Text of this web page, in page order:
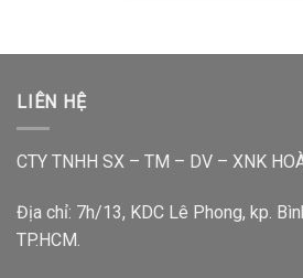
LIÊN HỆ
CTY TNHH SX – TM – DV – XNK
Địa chỉ: 7h/13, KDC Lê Phong, kp.
TP.HCM.